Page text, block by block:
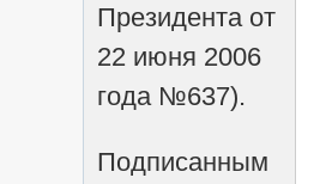
Президента от
22 июня 2006
года №637).
Подписанным